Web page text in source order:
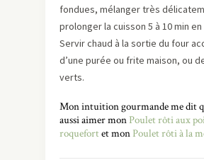
fondues, mélanger très
prolonger la cuisson 5 à 10 min
Servir chaud à la sortie du four
d’une purée ou frite maison, ou
verts.
Mon intuition gourmande me dit
aussi aimer mon Poulet rôti aux
roquefortet mon Poulet rôti à la